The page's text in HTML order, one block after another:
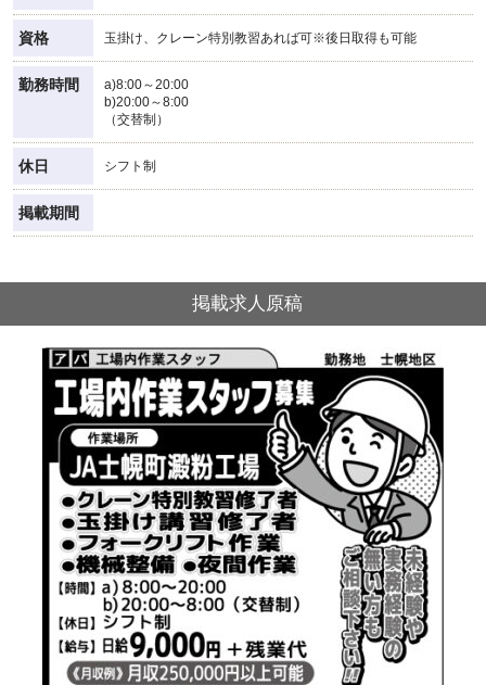
資格 玉掛け、クレーン特別教習あれば可※後日取得も可能
勤務時間
a)8:00～20:00
b)20:00～8:00
（交替制）
休日 シフト制
掲載期間
掲載求人原稿